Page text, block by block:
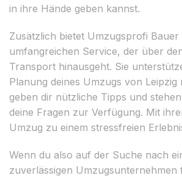
in ihre Hände geben kannst.
Zusätzlich bietet Umzugsprofi Bauer
umfangreichen Service, der über
Transport hinausgeht. Sie
Planung deines Umzugs von Leipzig
geben dir nützliche Tipps und
deine Fragen zur Verfügung. Mit
Umzug zu einem stressfreien
Wenn du also auf der Suche nach
zuverlässigen Umzugsunternehmen